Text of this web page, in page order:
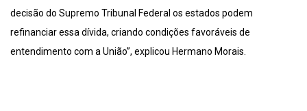
decisão do Supremo Tribunal Federal os estados podem
refinanciar essa dívida, criando condições favoráveis de
entendimento com a União”, explicou Hermano Morais.